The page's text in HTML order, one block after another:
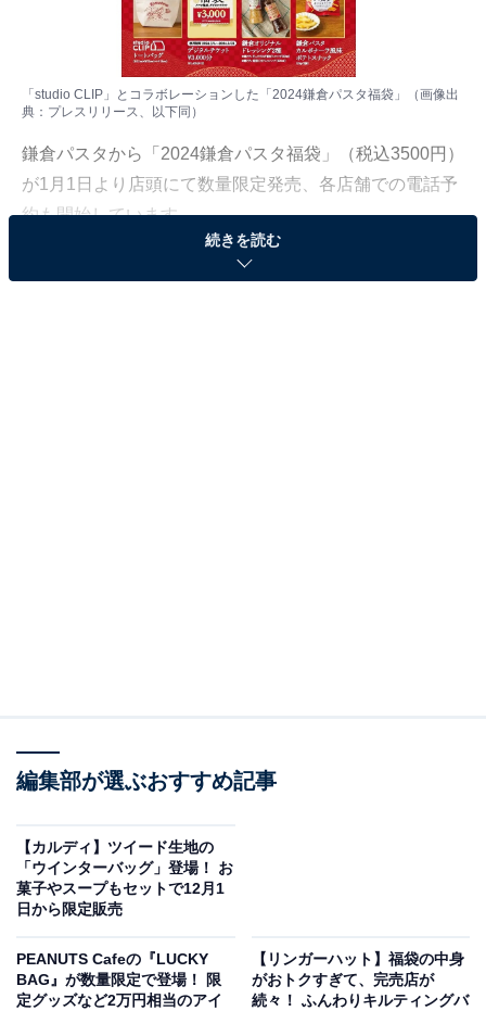
「studio CLIP」とコラボレーションした「2024鎌倉パスタ福袋」（画像出
典：プレスリリース、以下同）
鎌倉パスタから「2024鎌倉パスタ福袋」（税込3500円）
が1月1日より店頭にて数量限定発売、各店舗での電話予
約も開始しています。
今年の福袋は「studio CLIP」とのコラボ！
の「studio CLIP」とのコラボレーション！ オリジナルデ
ザイントートバックは高さ17×幅27×マチ12センチとマル
れており、ついおでかけに持ち出したくなるようなデザ
インです。
続きを読む
編集部が選ぶおすすめ記事
【カルディ】ツイード生地の
「ウインターバッグ」登場！ お
菓子やスープもセットで12月1
日から限定販売
PEANUTS Cafeの『LUCKY
BAG』が数量限定で登場！ 限
定グッズなど2万円相当のアイ
【リンガーハット】福袋の中身
がおトクすぎて、完売店が
続々！ ふんわりキルティングバ